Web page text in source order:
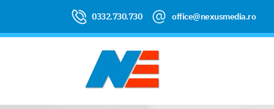
0332.730.730 office@nexusmedia.ro